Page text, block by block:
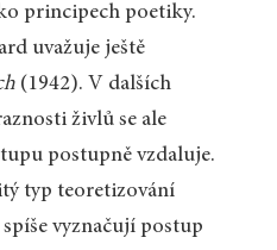
principech poetiky.
uvažuje ještě
(1942). V dalších
živlů se ale
postupně vzdaluje.
typ teoretizování
vyznačují postup